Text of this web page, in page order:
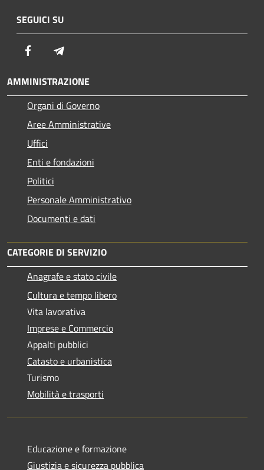
SEGUICI SU
Facebook
AMMINISTRAZIONE
Organi di Governo
Aree Amministrative
Uffici
Enti e fondazioni
Politici
Personale Amministrativo
Documenti e dati
CATEGORIE DI SERVIZIO
Anagrafe e stato civile
Cultura e tempo libero
Vita lavorativa
Imprese e Commercio
Appalti pubblici
Catasto e urbanistica
Turismo
Mobilità e trasporti
Educazione e formazione
Giustizia e sicurezza pubblica